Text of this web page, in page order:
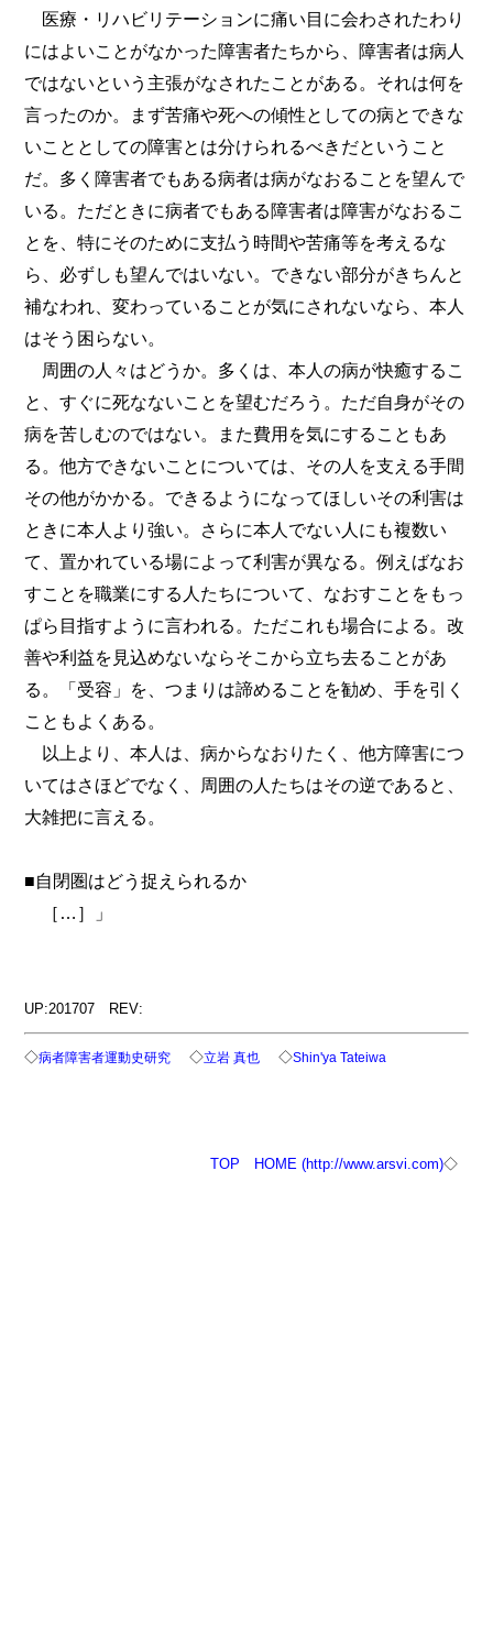
医療・リハビリテーションに痛い目に会わされたわり
にはよいことがなかった障害者たちから、障害者は病人
ではないという主張がなされたことがある。それは何を
言ったのか。まず苦痛や死への傾性としての病とできな
いこととしての障害とは分けられるべきだということ
だ。多く障害者でもある病者は病がなおることを望んで
いる。ただときに病者でもある障害者は障害がなおるこ
とを、特にそのために支払う時間や苦痛等を考えるな
ら、必ずしも望んではいない。できない部分がきちんと
補なわれ、変わっていることが気にされないなら、本人
はそう困らない。
周囲の人々はどうか。多くは、本人の病が快癒するこ
と、すぐに死なないことを望むだろう。ただ自身がその
病を苦しむのではない。また費用を気にすることもあ
る。他方できないことについては、その人を支える手間
その他がかかる。できるようになってほしいその利害は
ときに本人より強い。さらに本人でない人にも複数い
て、置かれている場によって利害が異なる。例えばなお
すことを職業にする人たちについて、なおすことをもっ
ぱら目指すように言われる。ただこれも場合による。改
善や利益を見込めないならそこから立ち去ることがあ
る。「受容」を、つまりは諦めることを勧め、手を引く
こともよくある。
以上より、本人は、病からなおりたく、他方障害につ
いてはさほどでなく、周囲の人たちはその逆であると、
大雑把に言える。
■自閉圏はどう捉えられるか
［…］」
UP:201707 REV:
◇病者障害者運動史研究 ◇立岩 真也 ◇Shin'ya Tateiwa
TOP HOME (http://www.arsvi.com)◇